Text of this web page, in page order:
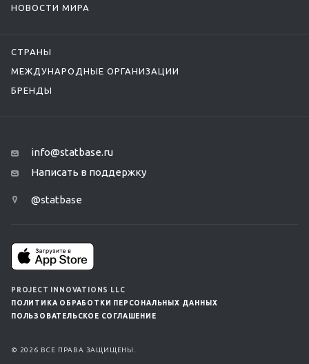
НОВОСТИ МИРА
СТРАНЫ
МЕЖДУНАРОДНЫЕ ОРГАНИЗАЦИИ
БРЕНДЫ
info@statbase.ru
Написать в поддержку
@statbase
PROJECT INNOVATIONS LLC
ПОЛИТИКА ОБРАБОТКИ ПЕРСОНАЛЬНЫХ ДАННЫХ
ПОЛЬЗОВАТЕЛЬСКОЕ СОГЛАШЕНИЕ
© 2026 ВСЕ ПРАВА ЗАЩИЩЕНЫ.